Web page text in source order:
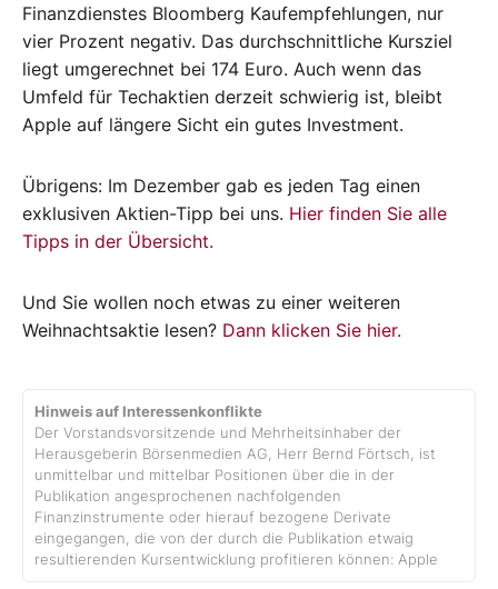
Finanzdienstes Bloomberg Kaufempfehlungen, nur
vier Prozent negativ. Das durchschnittliche Kursziel
liegt umgerechnet bei 174 Euro. Auch wenn das
Umfeld für Techaktien derzeit schwierig ist, bleibt
Apple auf längere Sicht ein gutes Investment.
Übrigens: Im Dezember gab es jeden Tag einen
exklusiven Aktien-Tipp bei uns. Hier finden Sie alle
Tipps in der Übersicht.
Und Sie wollen noch etwas zu einer weiteren
Weihnachtsaktie lesen? Dann klicken Sie hier.
Hinweis auf Interessenkonflikte
Der Vorstandsvorsitzende und Mehrheitsinhaber der
Herausgeberin Börsenmedien AG, Herr Bernd Förtsch, ist
unmittelbar und mittelbar Positionen über die in der
Publikation angesprochenen nachfolgenden
Finanzinstrumente oder hierauf bezogene Derivate
eingegangen, die von der durch die Publikation etwaig
resultierenden Kursentwicklung profitieren können: Apple